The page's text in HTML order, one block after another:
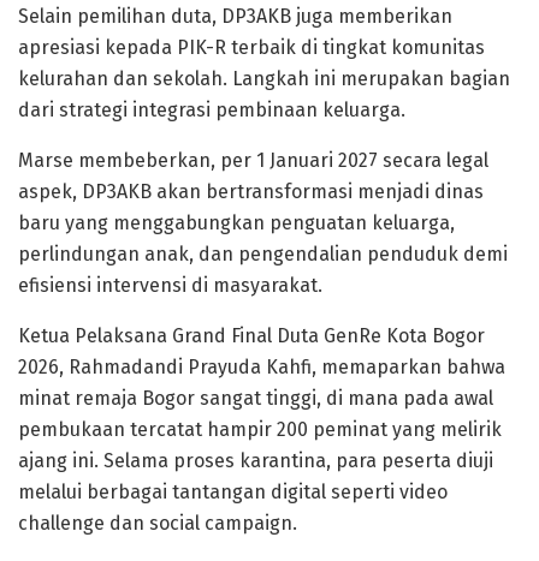
​Selain pemilihan duta, DP3AKB juga memberikan
apresiasi kepada PIK-R terbaik di tingkat komunitas
kelurahan dan sekolah. Langkah ini merupakan bagian
dari strategi integrasi pembinaan keluarga.
Marse membeberkan, per 1 Januari 2027 secara legal
aspek, DP3AKB akan bertransformasi menjadi dinas
baru yang menggabungkan penguatan keluarga,
perlindungan anak, dan pengendalian penduduk demi
efisiensi intervensi di masyarakat.
​Ketua Pelaksana Grand Final Duta GenRe Kota Bogor
2026, Rahmadandi Prayuda Kahfi, memaparkan bahwa
minat remaja Bogor sangat tinggi, di mana pada awal
pembukaan tercatat hampir 200 peminat yang melirik
ajang ini. Selama proses karantina, para peserta diuji
melalui berbagai tantangan digital seperti video
challenge dan social campaign.